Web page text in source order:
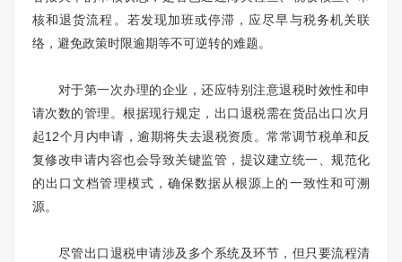
核和退货流程。若发现加班或停滞，应尽早与税务机关联
络，避免政策时限逾期等不可逆转的难题。
对于第一次办理的企业，还应特别注意退税时效性和申
请次数的管理。根据现行规定，出口退税需在货品出口次月
起12个月内申请，逾期将失去退税资质。常常调节税单和反
复修改申请内容也会导致关键监管，提议建立统一、规范化
的出口文档管理模式，确保数据从根源上的一致性和可溯
源。
尽管出口退税申请涉及多个系统及环节，但只要流程清